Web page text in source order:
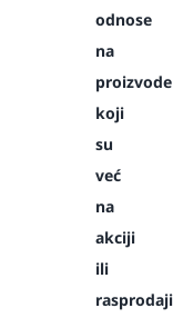
odnose
na
proizvode
koji
su
već
na
akciji
ili
rasprodaji